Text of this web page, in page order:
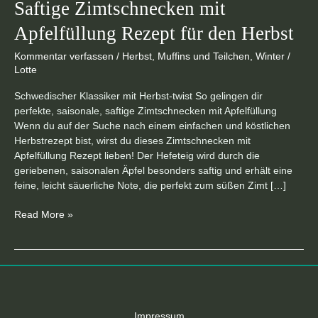
Saftige Zimtschnecken mit
Apfelfüllung Rezept für den Herbst
Kommentar verfassen / Herbst, Muffins und Teilchen, Winter /
Lotte
Schwedischer Klassiker mit Herbst-twist So gelingen dir
perfekte, saisonale, saftige Zimtschnecken mit Apfelfüllung
Wenn du auf der Suche nach einem einfachen und köstlichen
Herbstrezept bist, wirst du dieses Zimtschnecken mit
Apfelfüllung Rezept lieben! Der Hefeteig wird durch die
geriebenen, saisonalen Äpfel besonders saftig und erhält eine
feine, leicht säuerliche Note, die perfekt zum süßen Zimt […]
Read More »